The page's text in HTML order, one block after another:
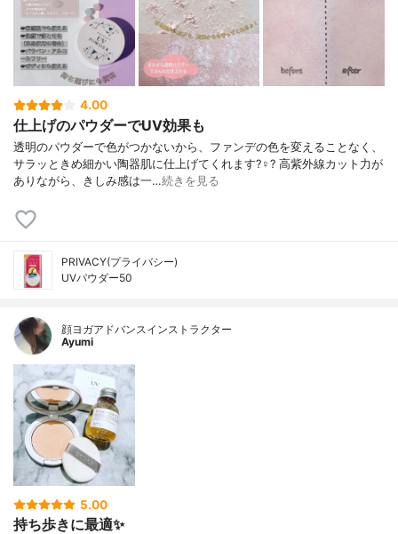
4.00
仕上げのパウダーでUV効果も
透明のパウダーで色がつかないから、ファンデの色を変えることなく、
サラッときめ細かい陶器肌に仕上げてくれます?‍♀️? 高紫外線カット力が
ありながら、きしみ感は一…続きを見る
PRIVACY(プライバシー)
UVパウダー50
顔ヨガアドバンスインストラクター
Ayumi
5.00
持ち歩きに最適✨